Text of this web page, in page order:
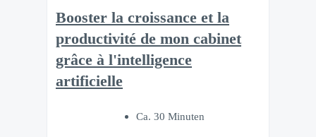
Booster la croissance et la
productivité de mon cabinet
grâce à l'intelligence
artificielle
Ca. 30 Minuten